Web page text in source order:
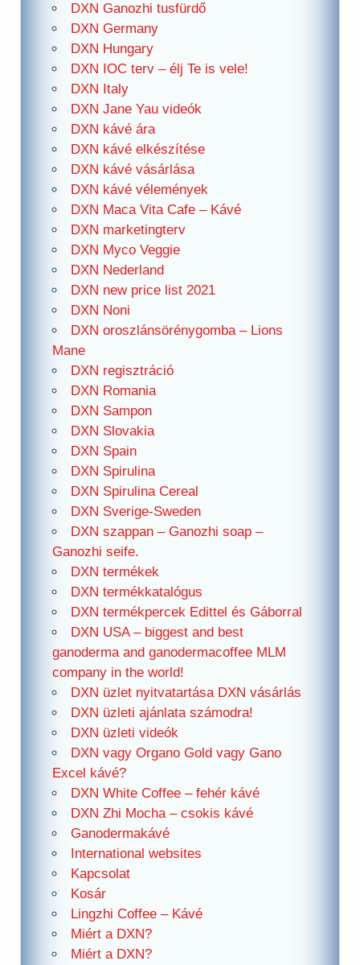
DXN Ganozhi tusfürdő
DXN Germany
DXN Hungary
DXN IOC terv – élj Te is vele!
DXN Italy
DXN Jane Yau videók
DXN kávé ára
DXN kávé elkészítése
DXN kávé vásárlása
DXN kávé vélemények
DXN Maca Vita Cafe – Kávé
DXN marketingterv
DXN Myco Veggie
DXN Nederland
DXN new price list 2021
DXN Noni
DXN oroszlánsörénygomba – Lions
Mane
DXN regisztráció
DXN Romania
DXN Sampon
DXN Slovakia
DXN Spain
DXN Spirulina
DXN Spirulina Cereal
DXN Sverige-Sweden
DXN szappan – Ganozhi soap –
Ganozhi seife.
DXN termékek
DXN termékkatalógus
DXN termékpercek Edittel és Gáborral
DXN USA – biggest and best
ganoderma and ganodermacoffee MLM
company in the world!
DXN üzlet nyitvatartása DXN vásárlás
DXN üzleti ajánlata számodra!
DXN üzleti videók
DXN vagy Organo Gold vagy Gano
Excel kávé?
DXN White Coffee – fehér kávé
DXN Zhi Mocha – csokis kávé
Ganodermakávé
International websites
Kapcsolat
Kosár
Lingzhi Coffee – Kávé
Miért a DXN?
Miért a DXN?